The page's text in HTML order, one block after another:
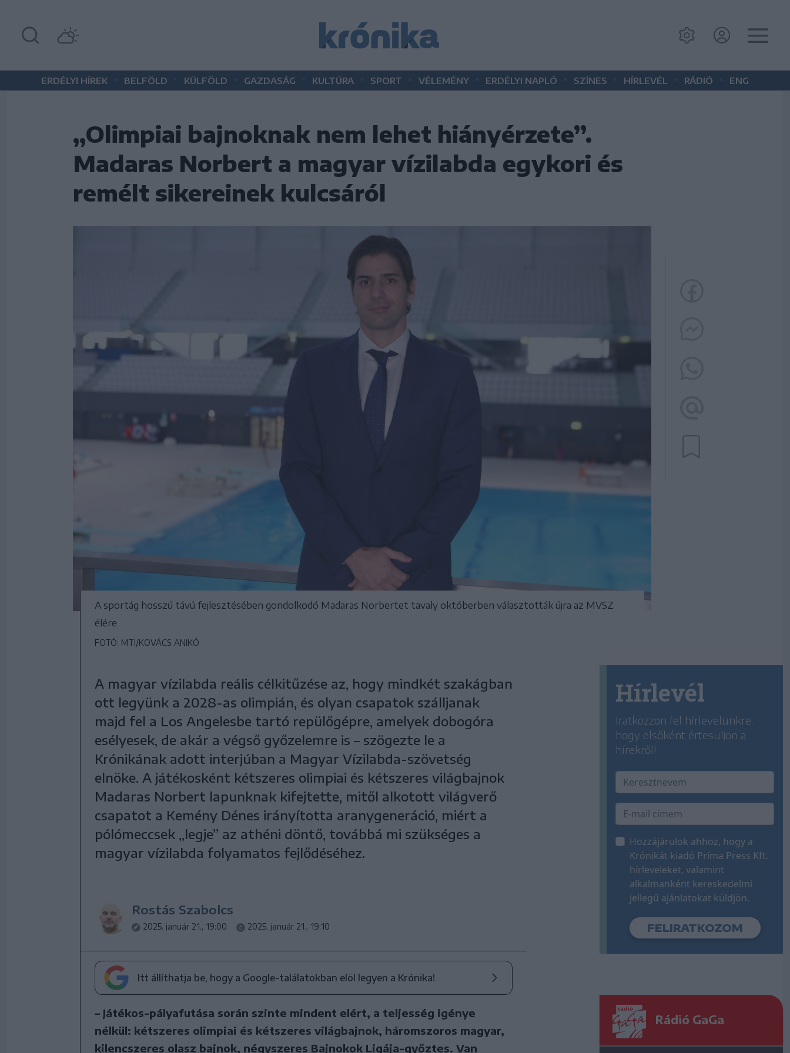
ERDÉLYI HÍREK BELFÖLD KÜLFÖLD GAZDASÁG KULTÚRA SPORT VÉLEMÉNY ERDÉLYI NAPLÓ SZÍNES HÍRLEVÉL RÁDIÓ ENG
„Olimpiai bajnoknak nem lehet hiányérzete”.
Madaras Norbert a magyar vízilabda egykori és
remélt sikereinek kulcsáról
A sportág hosszú távú fejlesztésében gondolkodó Madaras Norbertet tavaly októberben választották újra az MVSZ
élére
FOTÓ: MTI/KOVÁCS ANIKÓ
A magyar vízilabda reális célkitűzése az, hogy mindkét szakágban
ott legyünk a 2028-as olimpián, és olyan csapatok szálljanak
majd fel a Los Angelesbe tartó repülőgépre, amelyek dobogóra
esélyesek, de akár a végső győzelemre is – szögezte le a
Krónikának adott interjúban a Magyar Vízilabda-szövetség
elnöke. A játékosként kétszeres olimpiai és kétszeres világbajnok
Madaras Norbert lapunknak kifejtette, mitől alkotott világverő
csapatot a Kemény Dénes irányította aranygeneráció, miért a
pólómeccsek „legje” az athéni döntő, továbbá mi szükséges a
magyar vízilabda folyamatos fejlődéséhez.
Rostás Szabolcs
2025. január 21., 19:00 2025. január 21., 19:10
Itt állíthatja be, hogy a Google-találatokban elöl legyen a Krónika!
– Játékos-pályafutása során szinte mindent elért, a teljesség igénye
nélkül: kétszeres olimpiai és kétszeres világbajnok, háromszoros magyar,
kilencszeres olasz bajnok, négyszeres Bajnokok Ligája-győztes. Van
Hírlevél
Iratkozzon fel hírlevelünkre,
hogy elsőként értesüljön a
hírekről!
Hozzájárulok ahhoz, hogy a
Krónikát kiadó Príma Press Kft.
hírleveleket, valamint
alkalmanként kereskedelmi
jellegű ajánlatokat küldjön.
Rádió GaGa